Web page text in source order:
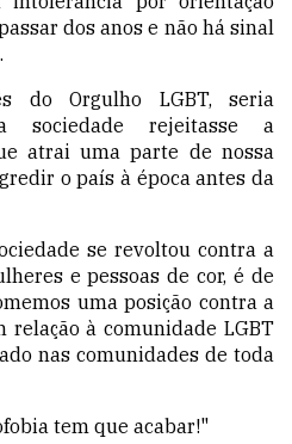
dos anos e não há sinal
do Orgulho LGBT, seria
sociedade rejeitasse a
atrai uma parte de nossa
o país à época antes da
se revoltou contra a
e pessoas de cor, é de
uma posição contra a
à comunidade LGBT
nas comunidades de toda
tem que acabar!"